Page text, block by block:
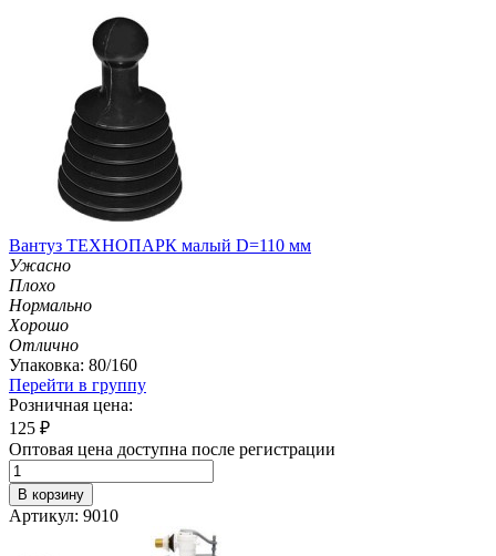
Вантуз ТЕХНОПАРК малый D=110 мм
Ужасно
Плохо
Нормально
Хорошо
Отлично
Упаковка: 80/160
Перейти в группу
Розничная цена:
125 ₽
Оптовая цена доступна после регистрации
В корзину
Артикул: 9010